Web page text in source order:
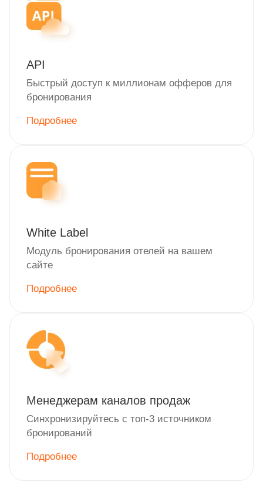
API
Быстрый доступ к миллионам офферов для
бронирования
Подробнее
White Label
Модуль бронирования отелей на вашем
сайте
Подробнее
Менеджерам каналов продаж
Синхронизируйтесь с топ-3 источником
бронирований
Подробнее